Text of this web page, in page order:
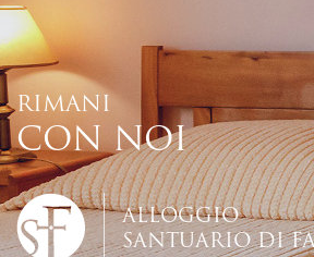
RIMANI
CON NOI
ALLOGGIO
SANTUARIO DI